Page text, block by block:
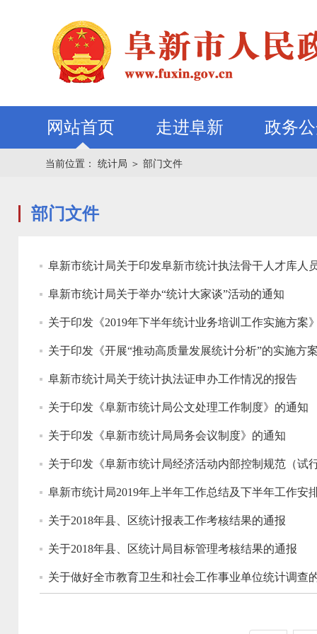
网站首页 走进阜新 政务
当前位置： 统计局 ＞ 部门文件
部门文件
阜新市统计局关于印发阜新市统计执法骨干人才库人
阜新市统计局关于举办“统计大家谈”活动的通知
关于印发《2019年下半年统计业务培训工作实施方案
关于印发《开展“推动高质量发展统计分析”的实施方
阜新市统计局关于统计执法证申办工作情况的报告
关于印发《阜新市统计局公文处理工作制度》的通知
关于印发《阜新市统计局局务会议制度》的通知
关于印发《阜新市统计局经济活动内部控制规范（试
阜新市统计局2019年上半年工作总结及下半年工作安
关于2018年县、区统计报表工作考核结果的通报
关于2018年县、区统计局目标管理考核结果的通报
关于做好全市教育卫生和社会工作事业单位统计调查